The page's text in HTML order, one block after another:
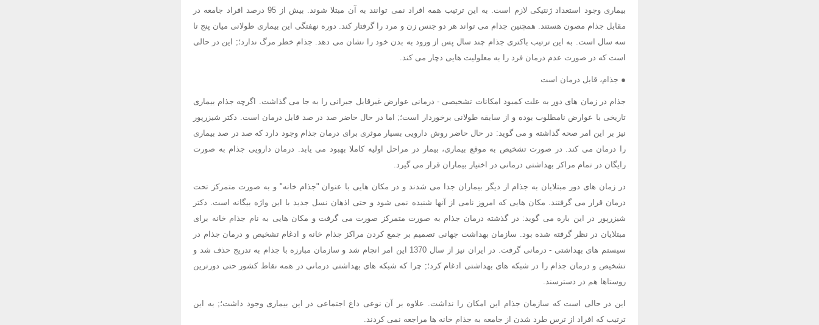
بیماری وجود استعداد ژنتیکی لازم است. به این ترتیب همه افراد نمی توانند به آن مبتلا شوند. بیش از 95 درصد افراد جامعه در
مقابل جذام مصون هستند. همچنین جذام می تواند هر دو جنس زن و مرد را گرفتار کند. دوره نهفتگی این بیماری طولانی میان پنج تا
سه سال است. به این ترتیب باکتری جذام چند سال پس از ورود به بدن خود را نشان می دهد. جذام خطر مرگ ندارد؛; این در حالی
است که در صورت عدم درمان فرد را به معلولیت هایی دچار می کند.
● جذام، قابل درمان است
جذام در زمان های دور به علت کمبود امکانات تشخیصی - درمانی عوارض غیرقابل جبرانی را به جا می گذاشت. اگرچه جذام بیماری
تاریخی با عوارض نامطلوب بوده و از سابقه طولانی برخوردار است؛; اما در حال حاضر صد در صد قابل درمان است. دکتر شیزرپور
نیز بر این امر صحه گذاشته و می گوید: در حال حاضر روش دارویی بسیار موثری برای درمان جذام وجود دارد که صد در صد بیماری
را درمان می کند. در صورت تشخیص به موقع بیماری، بیمار در مراحل اولیه کاملا بهبود می یابد. درمان دارویی جذام به صورت
رایگان در تمام مراکز بهداشتی درمانی در اختیار بیماران قرار می گیرد.
در زمان های دور مبتلایان به جذام از دیگر بیماران جدا می شدند و در مکان هایی با عنوان "جذام خانه" و به صورت متمرکز تحت
درمان قرار می گرفتند. مکان هایی که امروز نامی از آنها شنیده نمی شود و حتی اذهان نسل جدید با این واژه بیگانه است. دکتر
شیزرپور در این باره می گوید: در گذشته درمان جذام به صورت متمرکز صورت می گرفت و مکان هایی به نام جذام خانه برای
مبتلایان در نظر گرفته شده بود. سازمان بهداشت جهانی تصمیم بر جمع کردن مراکز جذام خانه و ادغام تشخیص و درمان جذام در
سیستم های بهداشتی - درمانی گرفت. در ایران نیز از سال 1370 این امر انجام شد و سازمان مبارزه با جذام به تدریج حذف شد و
تشخیص و درمان جذام را در شبکه های بهداشتی ادغام کرد؛; چرا که شبکه های بهداشتی درمانی در همه نقاط کشور حتی دورترین
روستاها هم در دسترسند.
این در حالی است که سازمان جذام این امکان را نداشت. علاوه بر آن نوعی داغ اجتماعی در این بیماری وجود داشت؛; به این
ترتیب که افراد از ترس طرد شدن از جامعه به جذام خانه ها مراجعه نمی کردند.